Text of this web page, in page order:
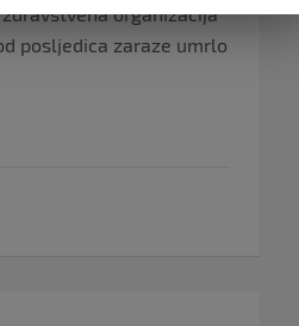
organizacija
posljedica zaraze umrlo